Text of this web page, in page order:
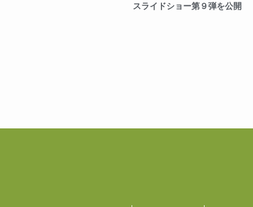
スライドショー第９弾を公開